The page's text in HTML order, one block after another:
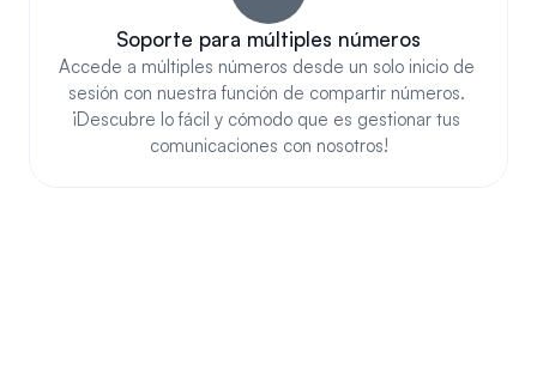
Soporte para múltiples números
Accede a múltiples números desde un solo inicio de
sesión con nuestra función de compartir números.
¡Descubre lo fácil y cómodo que es gestionar tus
comunicaciones con nosotros!